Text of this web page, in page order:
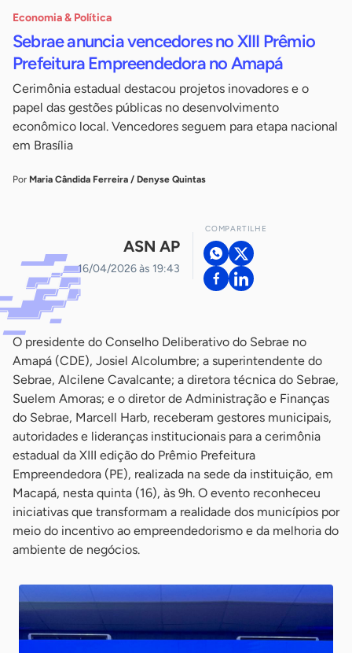
Economia & Política
Sebrae anuncia vencedores no XIII Prêmio
Prefeitura Empreendedora no Amapá
Cerimônia estadual destacou projetos inovadores e o
papel das gestões públicas no desenvolvimento
econômico local. Vencedores seguem para etapa nacional
em Brasília
Por Maria Cândida Ferreira / Denyse Quintas
ASN AP
16/04/2026 às 19:43
COMPARTILHE
O presidente do Conselho Deliberativo do Sebrae no
Amapá (CDE), Josiel Alcolumbre; a superintendente do
Sebrae, Alcilene Cavalcante; a diretora técnica do Sebrae,
Suelem Amoras; e o diretor de Administração e Finanças
do Sebrae, Marcell Harb, receberam gestores municipais,
autoridades e lideranças institucionais para a cerimônia
estadual da XIII edição do Prêmio Prefeitura
Empreendedora (PE), realizada na sede da instituição, em
Macapá, nesta quinta (16), às 9h. O evento reconheceu
iniciativas que transformam a realidade dos municípios por
meio do incentivo ao empreendedorismo e da melhoria do
ambiente de negócios.